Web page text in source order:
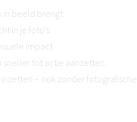
in beeld brengt.
in je foto's.
impact.
tot actie aanzetten.
– ook zonder fotografische